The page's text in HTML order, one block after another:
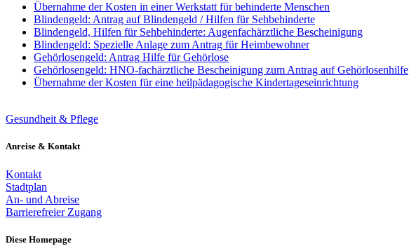
Übernahme der Kosten in einer Werkstatt für behinderte Menschen
Blindengeld: Antrag auf Blindengeld / Hilfen für Sehbehinderte
Blindengeld, Hilfen für Sehbehinderte: Augenfachärztliche Bescheinigung
Blindengeld: Spezielle Anlage zum Antrag für Heimbewohner
Gehörlosengeld: Antrag Hilfe für Gehörlose
Gehörlosengeld: HNO-fachärztliche Bescheinigung zum Antrag auf Gehörlosenhilfe
Übernahme der Kosten für eine heilpädagogische Kindertageseinrichtung
Gesundheit & Pflege
Anreise & Kontakt
Kontakt
Stadtplan
An- und Abreise
Barrierefreier Zugang
Diese Homepage